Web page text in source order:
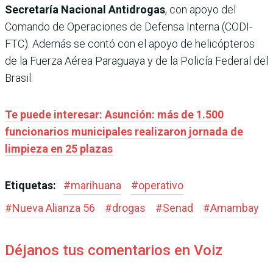
Secretaría Nacional Antidrogas, con apoyo del
Comando de Operaciones de Defensa Interna (CODI-
FTC). Además se contó con el apoyo de helicópteros
de la Fuerza Aérea Paraguaya y de la Policía Federal del
Brasil.
Te puede interesar: Asunción: más de 1.500
funcionarios municipales realizaron jornada de
limpieza en 25 plazas
Etiquetas: #marihuana #operativo
#Nueva Alianza 56 #drogas #Senad #Amambay
Déjanos tus comentarios en Voiz